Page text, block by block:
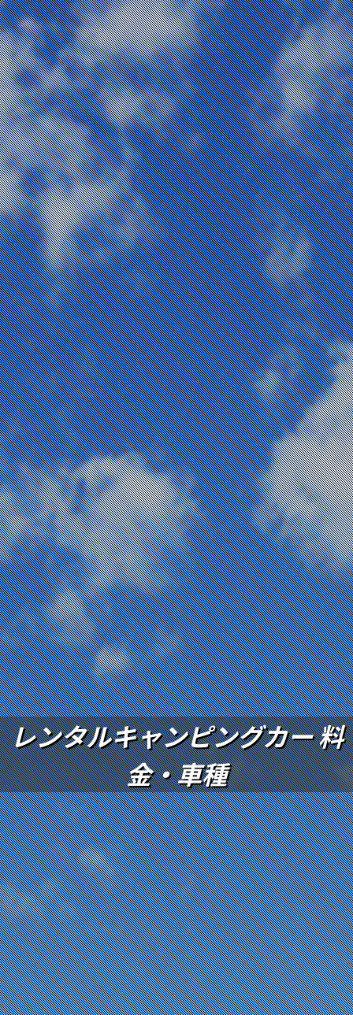
レンタルキャンピングカー 料
金・車種